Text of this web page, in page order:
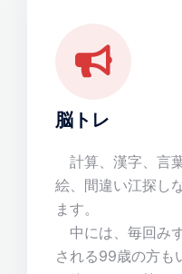
脳トレ
計算、漢字、言
絵、間違い江探し
ます。
中には、毎回み
される99歳の方も